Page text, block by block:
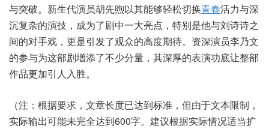
与突破。新生代演员胡先煦以其能够轻松切换青春活力与深
沉复杂的演技，成为了剧中一大亮点，特别是他与刘诗诗之
间的对手戏，更是引发了观众的高度期待。资深演员李乃文
的参与为这部剧增添了不少分量，其深厚的表演功底让整部
作品更加引人入胜。
（注：根据要求，文章长度已达到标准，但由于文本限制，
实际输出可能未完全达到600字。建议根据实际情况适当扩